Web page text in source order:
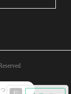
くろう